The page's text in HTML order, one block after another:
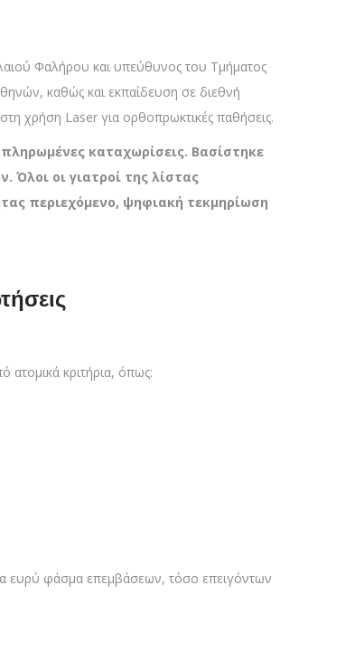
Φαλήρου και υπεύθυνος του Τμήματος
καθώς και εκπαίδευση σε διεθνή
χρήση Laser για ορθοπρωκτικές παθήσεις.
καταχωρίσεις. Βασίστηκε
οι γιατροί της λίστας
περιεχόμενο, ψηφιακή τεκμηρίωση
ατομικά κριτήρια, όπως:
ευρύ φάσμα επεμβάσεων, τόσο επειγόντων